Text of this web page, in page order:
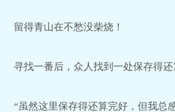
留得青山在不愁没柴烧！
寻找一番后，众人找到一处保存得还
“虽然这里保存得还算完好，但我总